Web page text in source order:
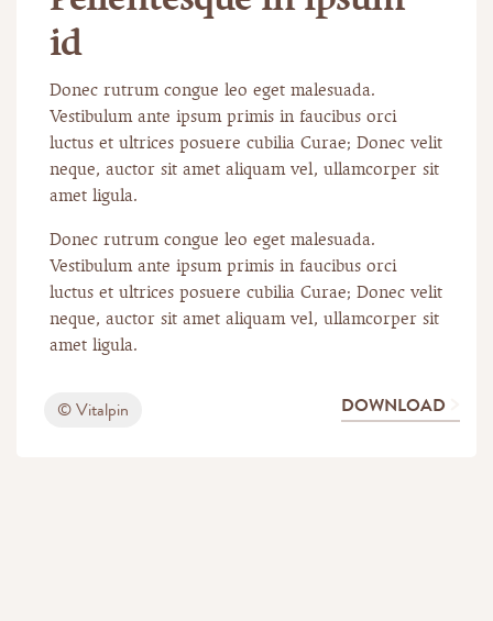
id
Donec rutrum congue leo eget malesuada.
Vestibulum ante ipsum primis in faucibus orci
luctus et ultrices posuere cubilia Curae; Donec velit
neque, auctor sit amet aliquam vel, ullamcorper sit
amet ligula.
Donec rutrum congue leo eget malesuada.
Vestibulum ante ipsum primis in faucibus orci
luctus et ultrices posuere cubilia Curae; Donec velit
neque, auctor sit amet aliquam vel, ullamcorper sit
amet ligula.
© Vitalpin DOWNLOAD